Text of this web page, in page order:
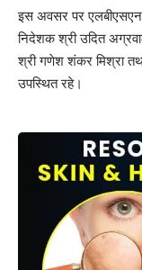
इस अवसर पर
निदेशक श्री उदित
श्री गणेश शंकर मिश्रा
उपस्थित रहे।